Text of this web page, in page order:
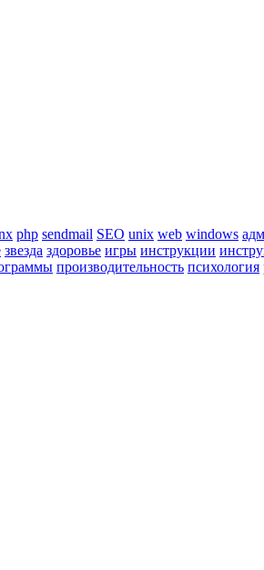
php sendmail SEO unix web windows
звезда здоровье игры инструкции
производительность психология